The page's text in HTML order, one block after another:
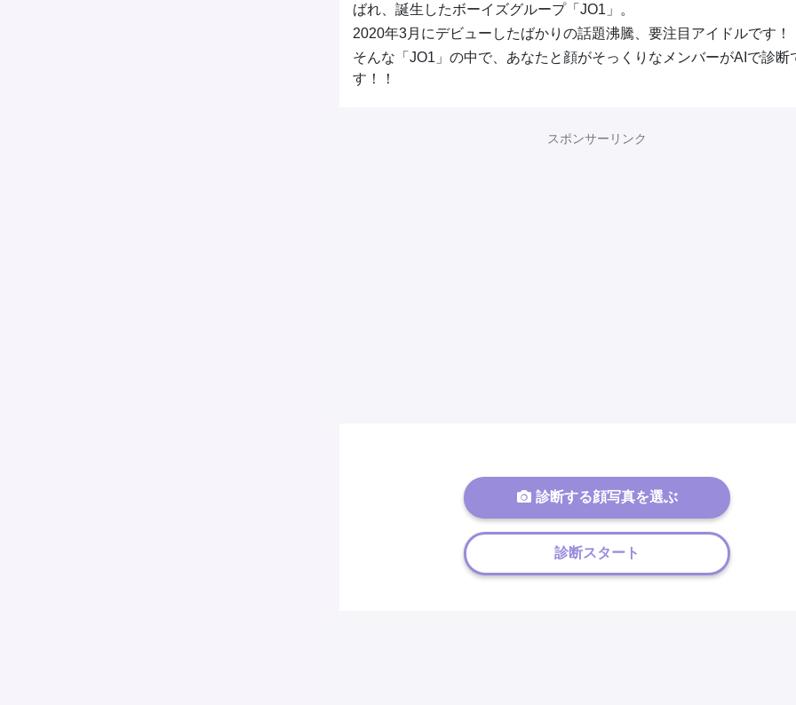
ばれ、誕生したボーイズグループ「JO1」。
2020年3月にデビューしたばかりの話題沸騰、要注目アイドルです！
そんな「JO1」の中で、あなたと顔がそっくりなメンバーがAIで診断
す！！
スポンサーリンク
診断する顔写真を選ぶ
診断スタート